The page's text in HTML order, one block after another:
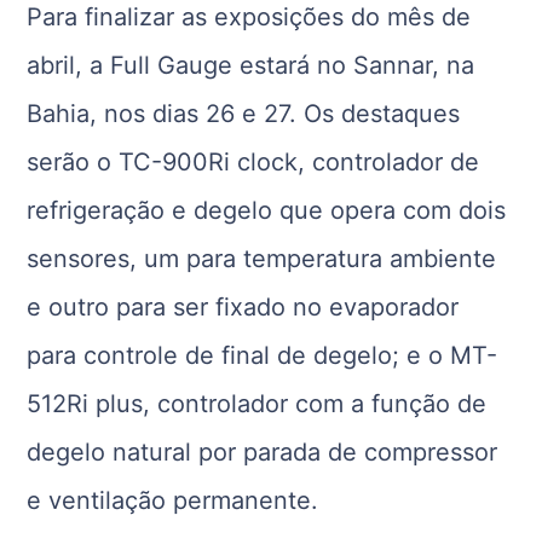
Para finalizar as exposições do mês de
abril, a Full Gauge estará no Sannar, na
Bahia, nos dias 26 e 27. Os destaques
serão o TC-900Ri clock, controlador de
refrigeração e degelo que opera com dois
sensores, um para temperatura ambiente
e outro para ser fixado no evaporador
para controle de final de degelo; e o MT-
512Ri plus, controlador com a função de
degelo natural por parada de compressor
e ventilação permanente.